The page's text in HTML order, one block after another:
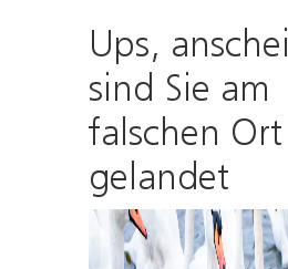
Ups,
sind Sie am
falschen Ort
gelandet